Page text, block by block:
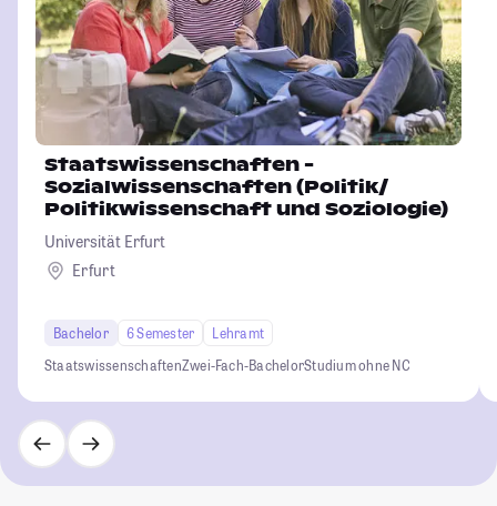
Staatswissenschaften -
Sozialwissenschaften (Politik/
Politikwissenschaft und Soziologie)
Universität Erfurt
Erfurt
Bachelor 6 Semester
Lehramt
StaatswissenschaftenZwei-Fach-BachelorStudium ohne NC